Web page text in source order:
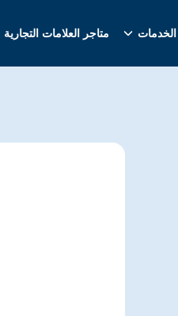
الخدمات متاجر العلامات التجارية